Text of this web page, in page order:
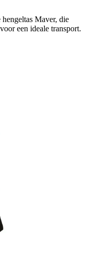
Maver, die
een ideale transport.